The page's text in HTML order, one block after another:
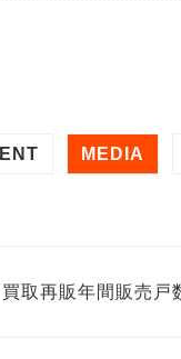
MEDIA
取再販年間販売